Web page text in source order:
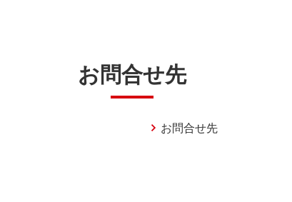
お問合せ先
お問合せ先